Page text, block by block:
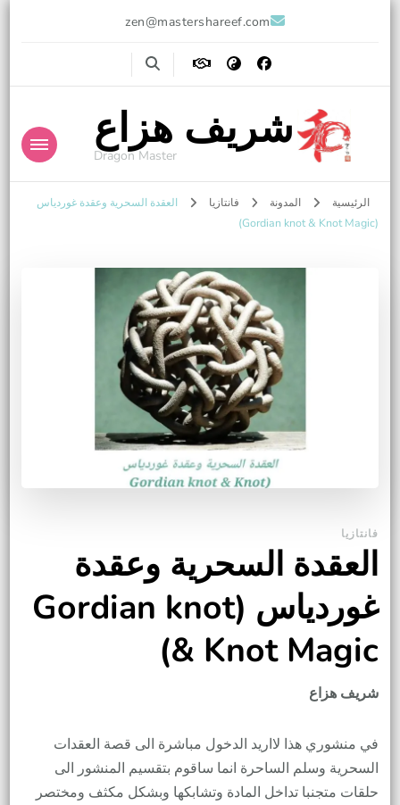
zen@mastershareef.com
شريف هزاع
Dragon Master
الرئيسية المدونة فانتازيا
العقدة السحرية وعقدة غوردياس
(Gordian knot & Knot Magic)
فانتازيا
العقدة السحرية وعقدة
غوردياس (Gordian knot
& Knot Magic)
شريف هزاع
في منشوري هذا لااريد الدخول مباشرة الى قصة العقدات
السحرية وسلم الساحرة انما ساقوم بتقسيم المنشور الى
حلقات متجنبا تداخل المادة وتشابكها وبشكل مكثف ومختصر